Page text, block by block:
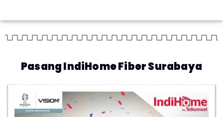
Pasang IndiHome Fiber Surabaya